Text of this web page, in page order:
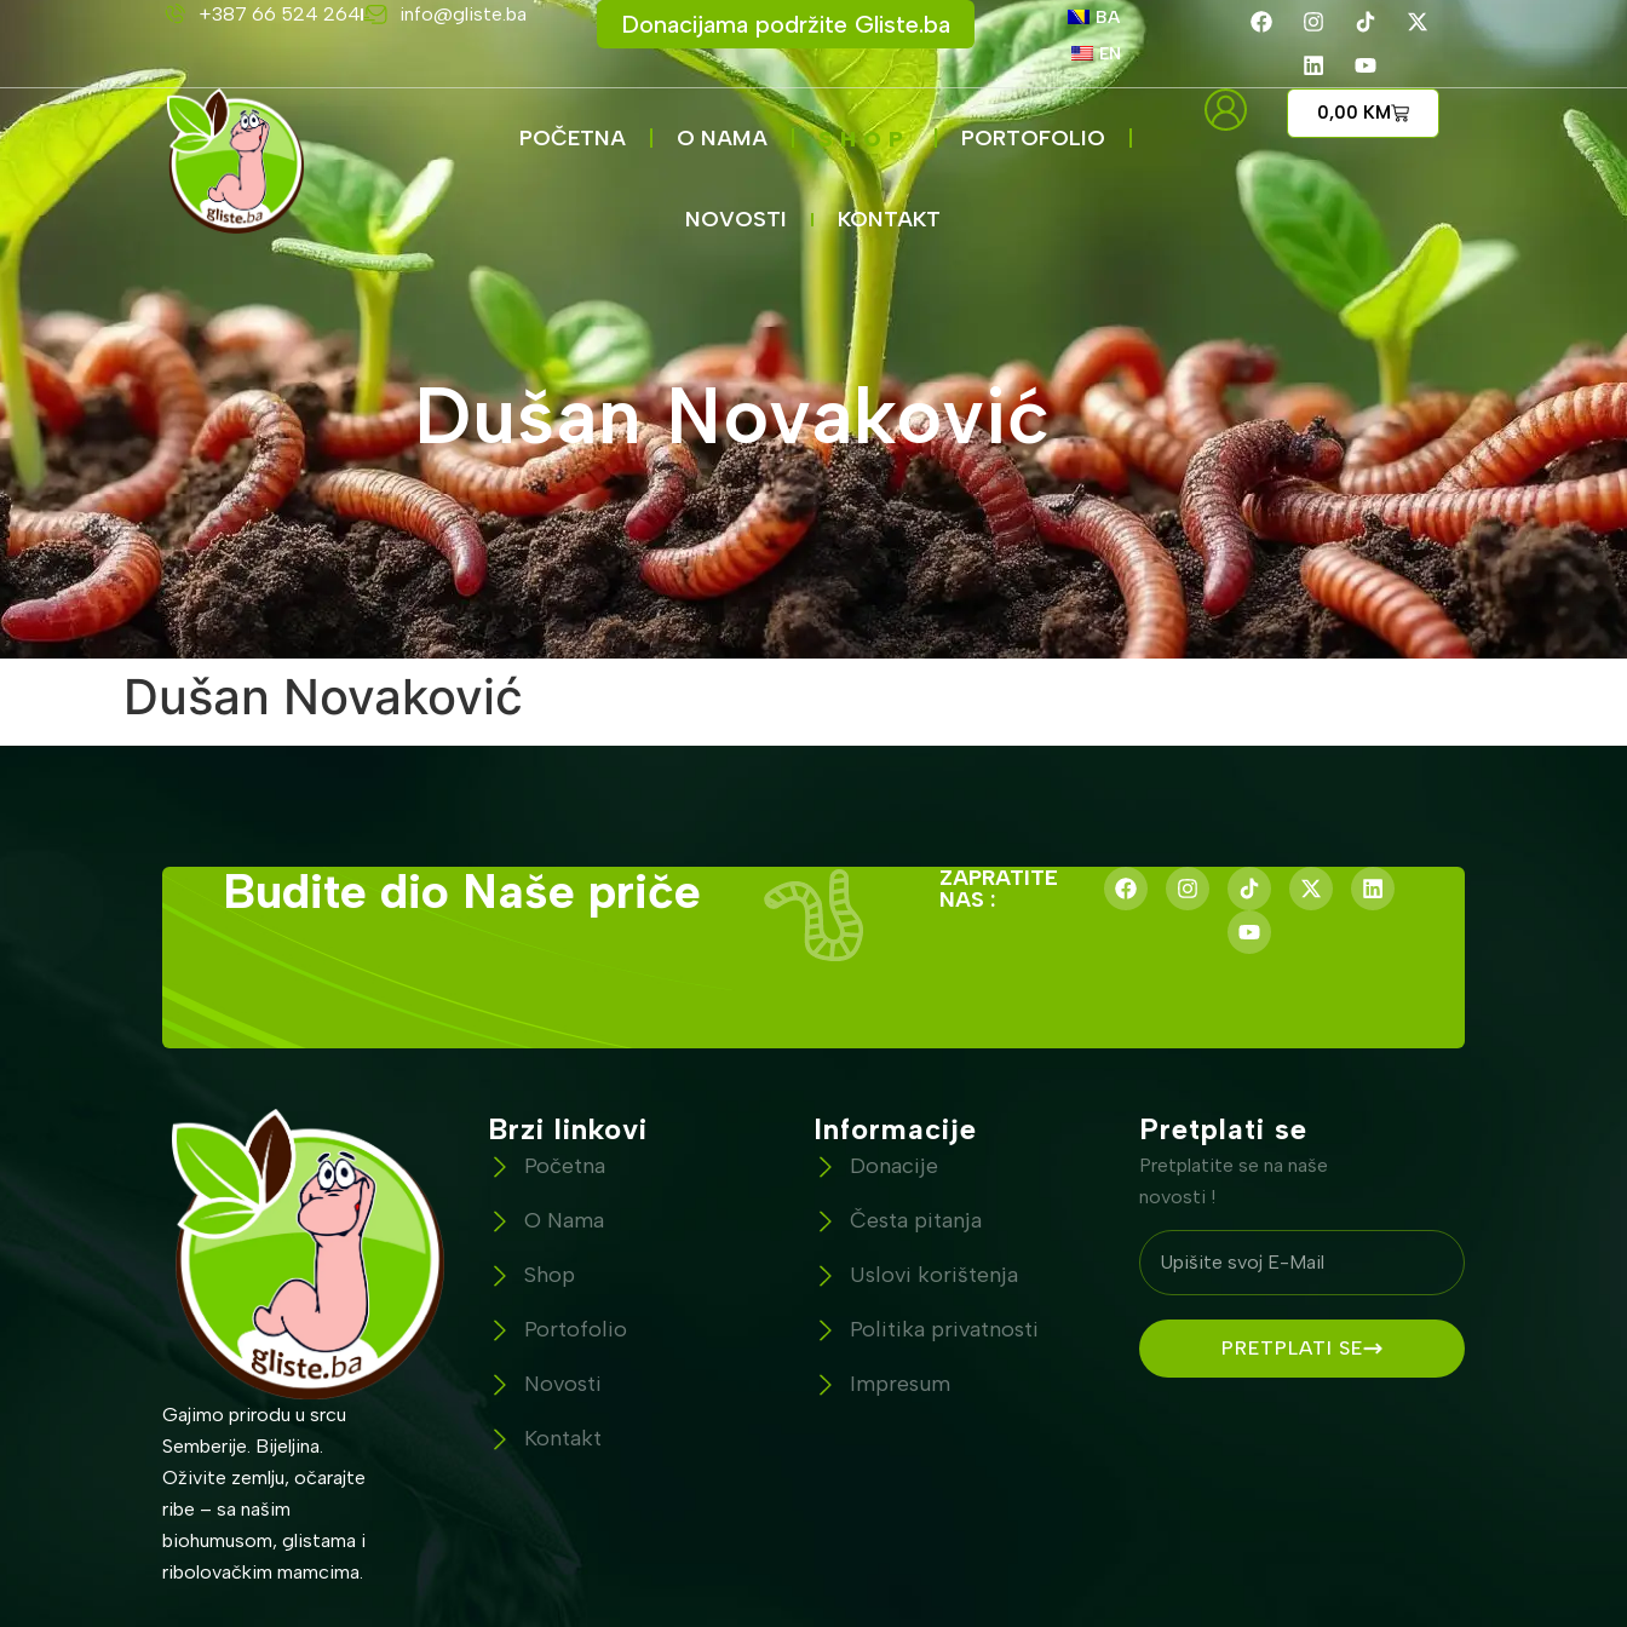
+387 66 524 264 info@gliste.ba Donacijama podržite Gliste.ba
BA
EN
POČETNA O NAMA SHOP PORTOFOLIO
NOVOSTI KONTAKT
0,00 KM
Dušan Novaković
Dušan Novaković
Budite dio Naše priče
ZAPRATITE
NAS :
Gajimo prirodu u srcu
Semberije. Bijeljina.
Oživite zemlju, očarajte
ribe – sa našim
biohumusom, glistama i
ribolovačkim mamcima.
Brzi linkovi
Početna
O Nama
Shop
Portofolio
Novosti
Kontakt
Informacije
Donacije
Česta pitanja
Uslovi korištenja
Politika privatnosti
Impresum
Pretplati se
Pretplatite se na naše
novosti !
PRETPLATI SE